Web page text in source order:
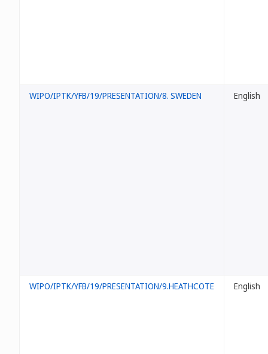
WIPO/IPTK/YFB/19/PRESENTATION/8. SWEDEN English
WIPO/IPTK/YFB/19/PRESENTATION/9.HEATHCOTE English